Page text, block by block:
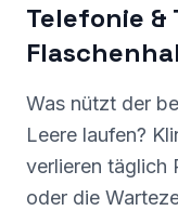
Telefonie
Was nützt der
Leere laufen?
verlieren täglich
oder die